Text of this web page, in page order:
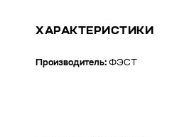
ХАРАКТЕРИСТИКИ
Производитель: ФЭСТ